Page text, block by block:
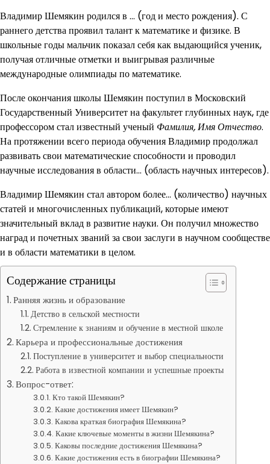
Владимир Шемякин родился в … (год и место рождения). С
раннего детства проявил талант к математике и физике. В
школьные годы мальчик показал себя как выдающийся ученик,
получая отличные отметки и выигрывая различные
международные олимпиады по математике.
После окончания школы Шемякин поступил в Московский
Государственный Университет на факультет глубинных наук, где
профессором стал известный ученый Фамилия, Имя Отчество.
На протяжении всего периода обучения Владимир продолжал
развивать свои математические способности и проводил
научные исследования в области… (область научных интересов).
Владимир Шемякин стал автором более… (количество) научных
статей и многочисленных публикаций, которые имеют
значительный вклад в развитие науки. Он получил множество
наград и почетных званий за свои заслуги в научном сообществе
и в области математики в целом.
Содержание страницы
Ранняя жизнь и образование
Детство в сельской местности
Стремление к знаниям и обучение в местной школе
Карьера и профессиональные достижения
Поступление в университет и выбор специальности
Работа в известной компании и успешные проекты
Вопрос-ответ:
Кто такой Шемякин?
Какие достижения имеет Шемякин?
Какова краткая биография Шемякина?
Какие ключевые моменты в жизни Шемякина?
Каковы последние достижения Шемякина?
Какие достижения есть в биографии Шемякина?